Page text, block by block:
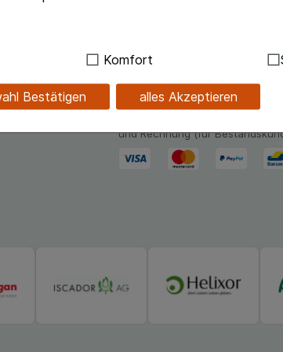
handelt es sich um Cookies, die für die
Wiedererkennung des Besuchers oder unsere
anzupassen. Komfort-Cookies
Inhalte anzuzeigen und unser
auch die Werbung auf Drittseiten möglichst
Komfort
Bestätigen alles Akzeptieren
mit E-Rezept-
Unsere Zahlungsarten
Bequem und sicher - Wählen
verschiedenen
und Rechnung (für